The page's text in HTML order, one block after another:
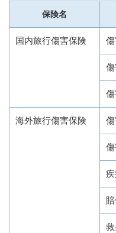
保険名
国内旅行傷害保険
海外旅行傷害保険